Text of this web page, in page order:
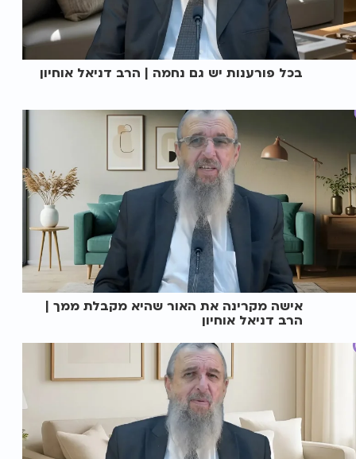
בכל פורענות יש גם נחמה | הרב דניאל אוחיון
אישה מקרינה את האור שהיא מקבלת ממך |
הרב דניאל אוחיון